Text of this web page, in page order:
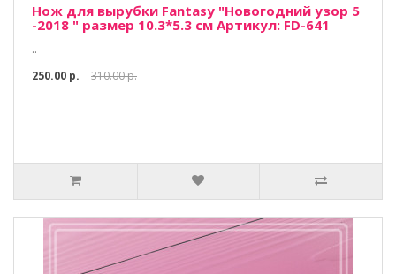
Нож для вырубки Fantasy "Новогодний узор 5
-2018 " размер 10.3*5.3 см Артикул: FD-641
..
250.00 р.
310.00 р.